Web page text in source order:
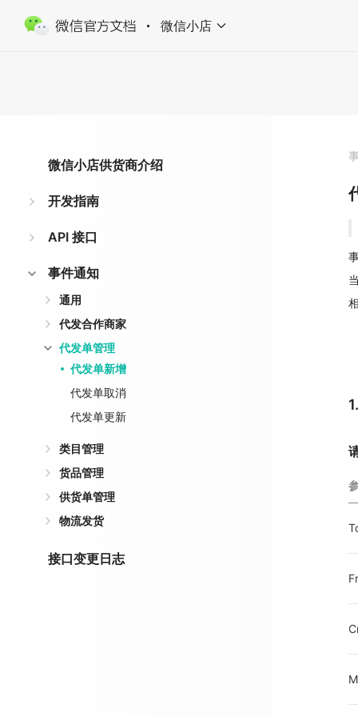
微信小店
微信小店供货商介绍
开发指南
API 接口
事件通知
通用
代发合作商家
代发单管理
代发单新增
代发单取消
代发单更新
类目管理
货品管理
供货单管理
物流发货
接口变更日志